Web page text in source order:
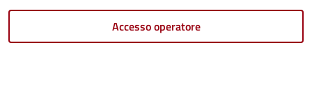
Tutti
argomenti...
Accesso operatore